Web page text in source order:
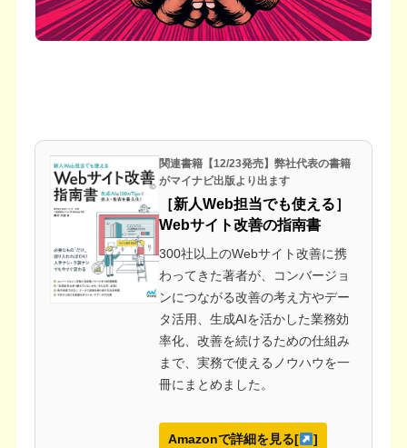
関連書籍【12/23発売】弊社代表の書籍
がマイナビ出版より出ます
［新人Web担当でも使える］
Webサイト改善の指南書
300社以上のWebサイト改善に携
わってきた著者が、コンバージョ
ンにつながる改善の考え方やデー
タ活用、生成AIを活かした業務効
率化、改善を続けるための仕組み
まで、実務で使えるノウハウを一
冊にまとめました。
Amazonで詳細を見る[ ]